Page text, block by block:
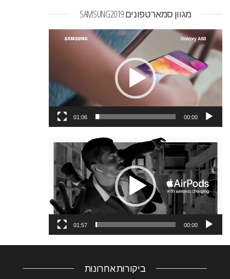
מגוון סמארטפונים SAMSUNG2019
נגן
וידאו
00:00
01:06
נגן
וידאו
00:00
01:57
ביקורות אחרונות